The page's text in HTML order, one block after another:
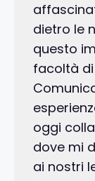
dietro le
questo
facoltà di
oggi
dove mi
ai nostri